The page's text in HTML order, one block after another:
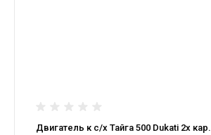
Двигатель к с/х Тайга 500 Dukati 2х кар.